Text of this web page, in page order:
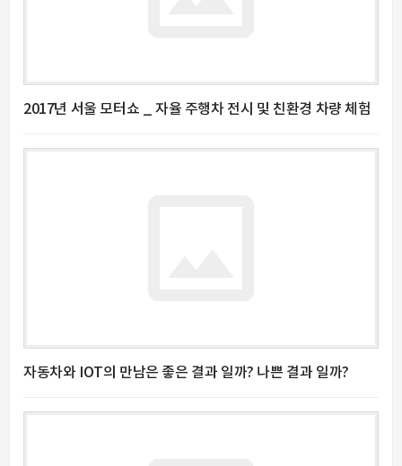
2017년 서울 모터쇼 _ 자율 주행차 전시 및 친환경 차량 체험
자동차와 IOT의 만남은 좋은 결과 일까? 나쁜 결과 일까?